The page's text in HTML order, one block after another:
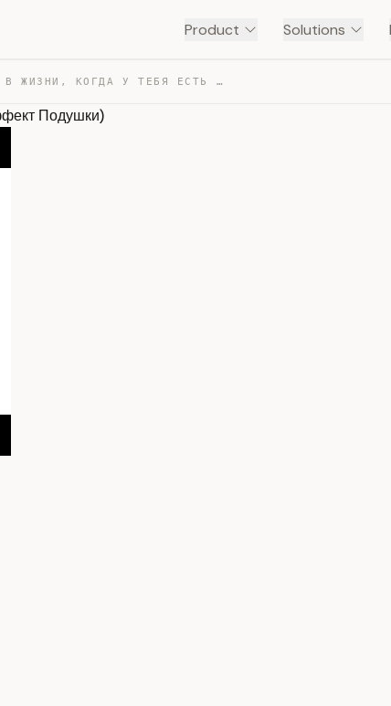
Product Solutions
ЧТО МЕНЯЕТСЯ В ЖИЗНИ, КОГДА У ТЕБЯ ЕСТЬ 100 000 РУБЛЕЙ?… — TRANSCRIPT
Подушки)